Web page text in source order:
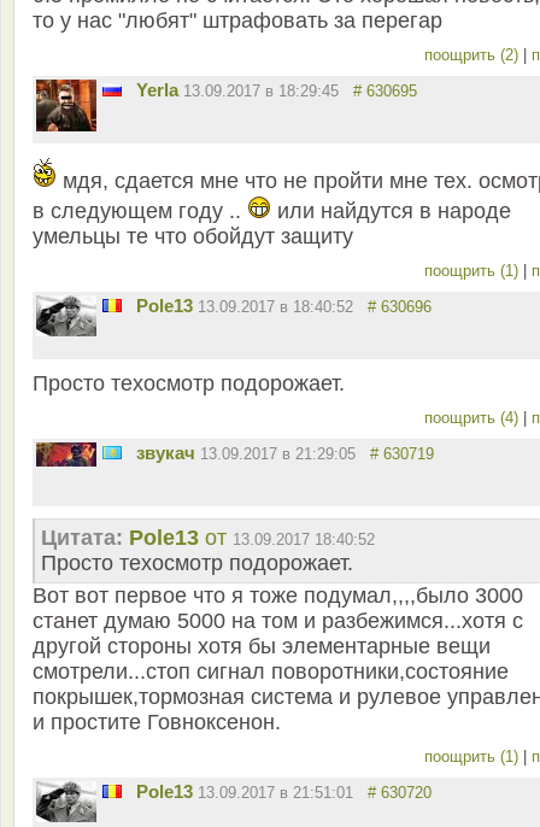
то у нас "любят" штрафовать за перегар
поощрить (2)
Yerla 13.09.2017 в 18:29:45 # 630695
мдя, сдается мне что не пройти мне тех.
в следующем году ..
или найдутся в народе
умельцы те что обойдут защиту
поощрить (1)
Pole13 13.09.2017 в 18:40:52 # 630696
Просто техосмотр подорожает.
поощрить (4)
звукач 13.09.2017 в 21:29:05 # 630719
Цитата: Pole13 от 13.09.2017 18:40:52
Просто техосмотр подорожает.
Вот вот первое что я тоже подумал,,,,было 3000
станет думаю 5000 на том и разбежимся...хотя с
другой стороны хотя бы элементарные вещи
смотрели...стоп сигнал поворотники,состояние
покрышек,тормозная система и рулевое
и простите Говноксенон.
поощрить (1)
Pole13 13.09.2017 в 21:51:01 # 630720